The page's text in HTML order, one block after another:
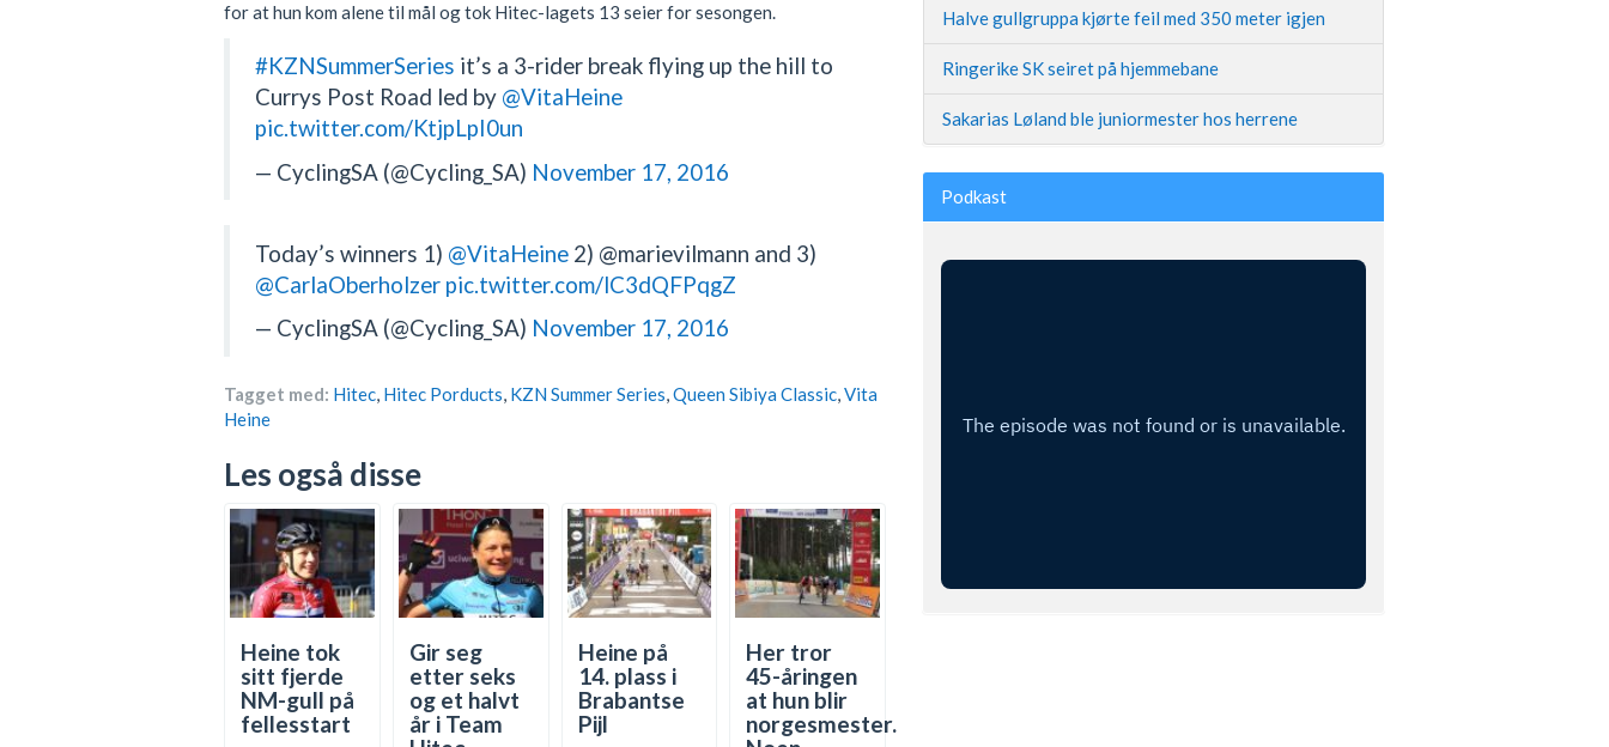
for at hun kom alene til mål og tok Hitec-lagets 13 seier for sesongen.
#KZNSummerSeries it’s a 3-rider break flying up the hill to
Currys Post Road led by @VitaHeine
pic.twitter.com/KtjpLpI0un
— CyclingSA (@Cycling_SA) November 17, 2016
Today’s winners 1) @VitaHeine 2) @marievilmann and 3)
@CarlaOberholzer pic.twitter.com/lC3dQFPqgZ
— CyclingSA (@Cycling_SA) November 17, 2016
Tagget med: Hitec, Hitec Porducts, KZN Summer Series,Queen Sibiya Classic,Vita
Heine
Les også disse
Heine tok
sitt fjerde
NM-gull på
fellesstart
Gir seg
etter seks
og et halvt
år i Team
Heine på
14. plass i
Brabantse
Pijl
Her tror
45-åringen
at hun blir
norgesmester.
Halve gullgruppa kjørte feil med 350 meter igjen
Ringerike SK seiret på hjemmebane
Sakarias Løland ble juniormester hos herrene
Podkast